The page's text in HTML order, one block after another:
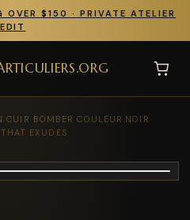
$150 · PRIVATE ATELIER
EDIT
CUIR BOMBER COULEUR:NOIR
EXUDES